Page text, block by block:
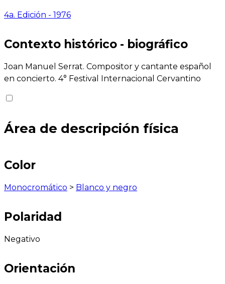
4a. Edición - 1976
Contexto histórico - biográfico
Joan Manuel Serrat. Compositor y cantante español
en concierto. 4° Festival Internacional Cervantino
Área de descripción física
Color
Monocromático > Blanco y negro
Polaridad
Negativo
Orientación